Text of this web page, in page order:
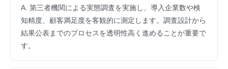
A. 第三者機関による実態調査を実施し、導入企業数や検
知精度、顧客満足度を客観的に測定します。調査設計から
結果公表までのプロセスを透明性高く進めることが重要で
す。